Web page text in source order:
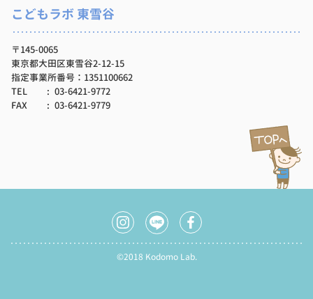
こどもラボ 東雪谷
〒145-0065
東京都大田区東雪谷2-12-15
指定事業所番号：1351100662
TEL
03-6421-9772
FAX
03-6421-9779
©2018 Kodomo Lab.